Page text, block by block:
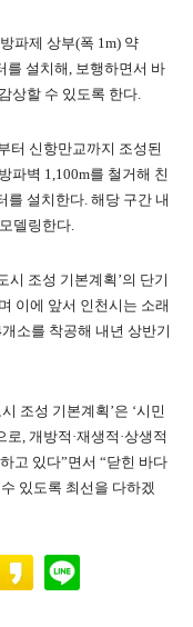
파제 상부(폭 1m) 약
를 설치해, 보행하면서 바
상할 수 있도록 한다.
터 신항만교까지 조성된
파벽 1,100m를 철거해 친
를 설치한다. 해당 구간 내
델링한다.
시 조성 기본계획’의 단기
이에 앞서 인천시는 소래
소를 착공해 내년 상반기
조성 기본계획’은 ‘시민
, 개방적·재생적·상생적
고 있다”면서 “닫힌 바다
있도록 최선을 다하겠